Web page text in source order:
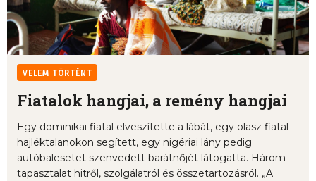
VELEM TÖRTÉNT
Fiatalok hangjai, a remény hangjai
Egy dominikai fiatal elveszítette a lábát, egy olasz fiatal
hajléktalanokon segített, egy nigériai lány pedig
autóbalesetet szenvedett barátnőjét látogatta. Három
tapasztalat hitről, szolgálatról és összetartozásról. „A